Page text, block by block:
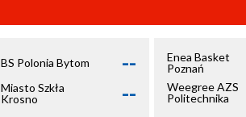
BS Polonia Bytom --
Miasto Szkła
Krosno
--
Enea Basket
Poznań
Weegree AZS
Politechnika